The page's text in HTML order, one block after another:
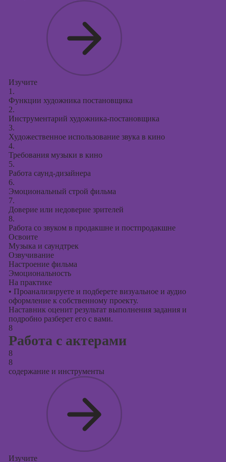
Изучите
1.
Функции художника постановщика
2.
Инструментарий художника-постановщика
3.
Художественное использование звука в кино
4.
Требования музыки в кино
5.
Работа саунд-дизайнера
6.
Эмоциональный строй фильма
7.
Доверие или недоверие зрителей
8.
Работа со звуком в продакшне и постпродакшне
Освоите
Музыка и саундтрек
Озвучивание
Настроение фильма
Эмоциональность
На практике
• Проанализируете и подберете визуальное и аудио
оформление к собственному проекту.
Наставник оценит результат выполнения задания и
подробно разберет его с вами.
8
Работа с актерами
8
8
содержание и инструменты
Изучите